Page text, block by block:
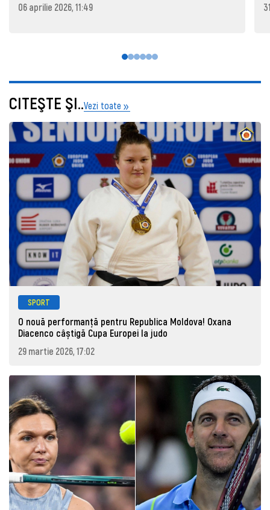
06 aprilie 2026, 11:49
CITEŞTE ŞI..Vezi toate
SPORT
O nouă performanță pentru Republica Moldova! Oxana
Diacenco câștigă Cupa Europei la judo
29 martie 2026, 17:02